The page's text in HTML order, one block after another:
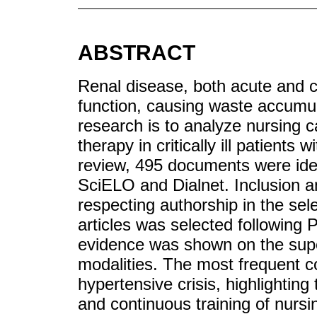
ABSTRACT
Renal disease, both acute and
function, causing waste
research is to analyze nursing
therapy in critically ill patients
review, 495 documents were
SciELO and Dialnet. Inclusion
respecting authorship in the
articles was selected following
evidence was shown on the
modalities. The most frequent
hypertensive crisis,
and continuous training of